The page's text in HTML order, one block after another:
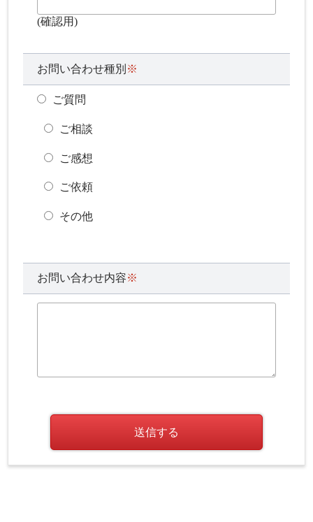
(確認用)
お問い合わせ種別 ※
ご質問
ご相談
ご感想
ご依頼
その他
お問い合わせ内容※